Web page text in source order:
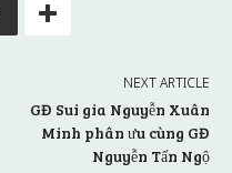
NEXT ARTICLE
GĐ Sui gia Nguyễn Xuân
Minh phân ưu cùng GĐ
Nguyễn Tấn Ngộ